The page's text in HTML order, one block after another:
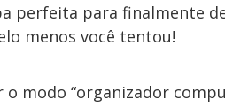
perfeita para finalmente
menos você tentou!
modo “organizador